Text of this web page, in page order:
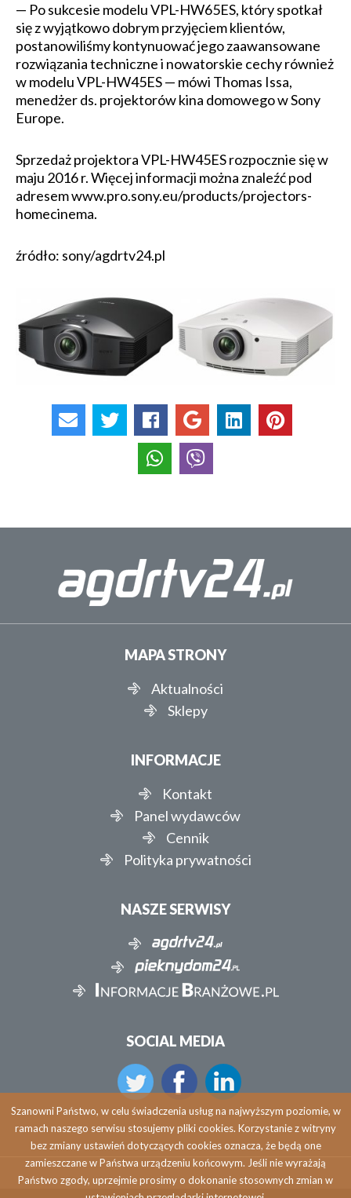
— Po sukcesie modelu VPL-HW65ES, który spotkał
się z wyjątkowo dobrym przyjęciem klientów,
postanowiliśmy kontynuować jego zaawansowane
rozwiązania techniczne i nowatorskie cechy również
w modelu VPL-HW45ES — mówi Thomas Issa,
menedżer ds. projektorów kina domowego w Sony
Europe.
Sprzedaż projektora VPL-HW45ES rozpocznie się w
maju 2016 r. Więcej informacji można znaleźć pod
adresem www.pro.sony.eu/products/projectors-
homecinema.
źródło: sony/agdrtv24.pl
MAPA STRONY
Aktualności
Sklepy
INFORMACJE
Kontakt
Panel wydawców
Cennik
Polityka prywatności
NASZE SERWISY
SOCIAL MEDIA
Szanowni Państwo, w celu świadczenia usług na najwyższym poziomie, w
ramach naszego serwisu stosujemy pliki cookies. Korzystanie z witryny
bez zmiany ustawień dotyczących cookies oznacza, że będą one
zamieszczane w Państwa urządzeniu końcowym. Jeśli nie wyrażają
Państwo zgody, uprzejmie prosimy o dokonanie stosownych zmian w